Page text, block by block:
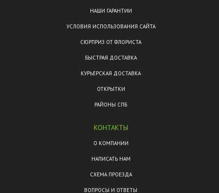
НАШИ ГАРАНТИИ
УСЛОВИЯ ИСПОЛЬЗОВАНИЯ САЙТА
СЮРПРИЗ ОТ ФЛОРИСТА
БЫСТРАЯ ДОСТАВКА
КУРЬЕРСКАЯ ДОСТАВКА
ОТКРЫТКИ
РАЙОНЫ СПБ
КОНТАКТЫ
О КОМПАНИИ
НАПИСАТЬ НАМ
СХЕМА ПРОЕЗДА
ВОПРОСЫ И ОТВЕТЫ